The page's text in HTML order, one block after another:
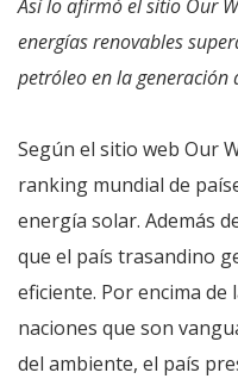
Así lo afirmó el sitio Our
energías renovables
petróleo en la generación
Según el sitio web Our
ranking mundial de
energía solar. Además
que el país trasandino
eficiente. Por encima de
naciones que son
del ambiente, el país